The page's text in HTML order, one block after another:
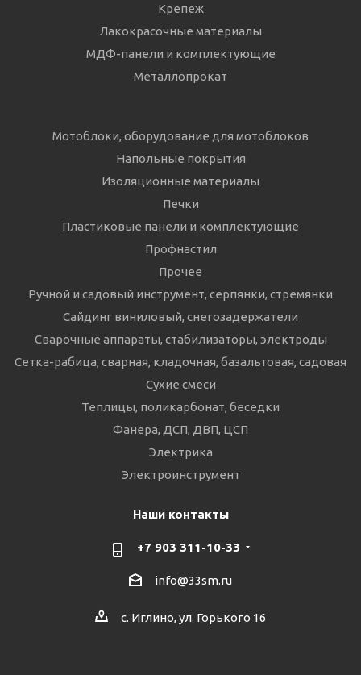
Крепеж
Лакокрасочные материалы
МДФ-панели и комплектующие
Металлопрокат
Мотоблоки, оборудование для мотоблоков
Напольные покрытия
Изоляционные материалы
Печки
Пластиковые панели и комплектующие
Профнастил
Прочее
Ручной и садовый инструмент, серпянки, стремянки
Сайдинг виниловый, снегозадержатели
Сварочные аппараты, стабилизаторы, электроды
Сетка-рабица, сварная, кладочная, базальтовая, садовая
Сухие смеси
Теплицы, поликарбонат, беседки
Фанера, ДСП, ДВП, ЦСП
Электрика
Электроинструмент
Наши контакты
+7 903 311-10-33
info@33sm.ru
с. Иглино, ул. Горького 16